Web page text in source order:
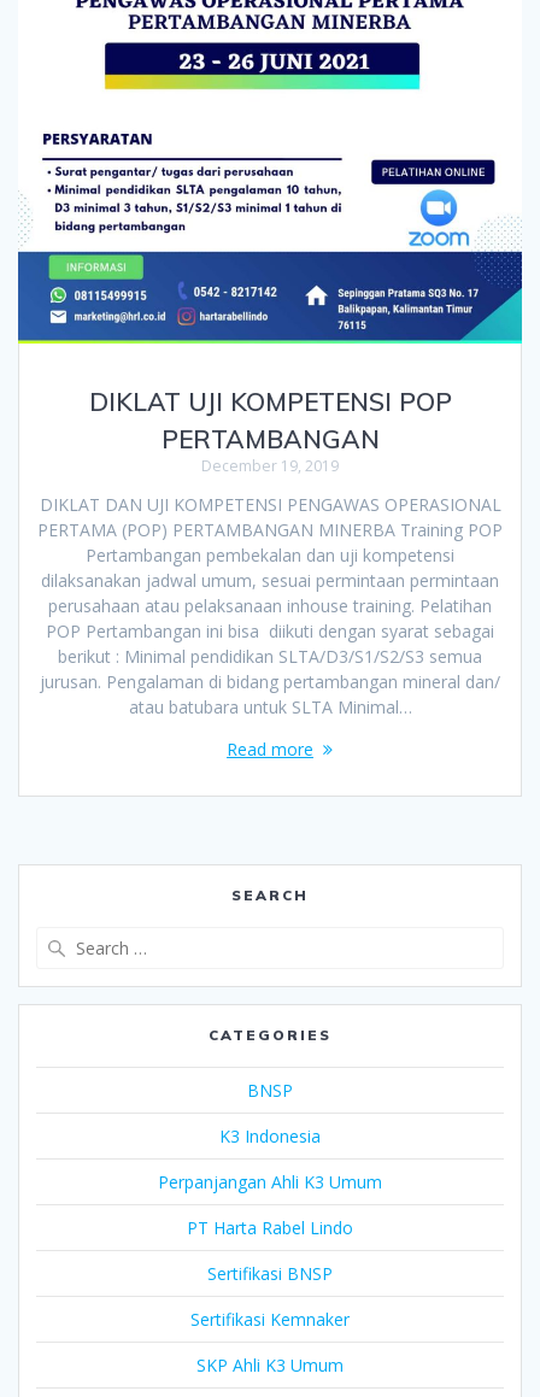
DIKLAT UJI KOMPETENSI POP
PERTAMBANGAN
December 19, 2019
DIKLAT DAN UJI KOMPETENSI PENGAWAS OPERASIONAL
PERTAMA (POP) PERTAMBANGAN MINERBA Training POP
Pertambangan pembekalan dan uji kompetensi
dilaksanakan jadwal umum, sesuai permintaan permintaan
perusahaan atau pelaksanaan inhouse training. Pelatihan
POP Pertambangan ini bisa diikuti dengan syarat sebagai
berikut : Minimal pendidikan SLTA/D3/S1/S2/S3 semua
jurusan. Pengalaman di bidang pertambangan mineral dan/
atau batubara untuk SLTA Minimal…
Read more
SEARCH
CATEGORIES
BNSP
K3 Indonesia
Perpanjangan Ahli K3 Umum
PT Harta Rabel Lindo
Sertifikasi BNSP
Sertifikasi Kemnaker
SKP Ahli K3 Umum